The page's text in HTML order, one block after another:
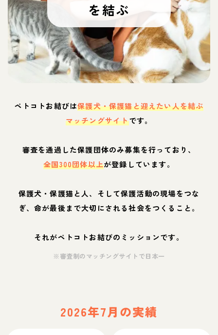
を結ぶ
ペトコトお結びは保護犬・保護猫と迎えたい人を結ぶ
マッチングサイトです。
審査を通過した保護団体のみ募集を行っており、
全国300団体以上が登録しています。
保護犬・保護猫と人、そして保護活動の現場をつな
ぎ、命が最後まで大切にされる社会をつくること。
それがペトコトお結びのミッションです。
※審査制のマッチングサイトで日本一
2026年7月の実績